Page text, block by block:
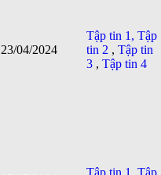
23/04/2024
Tập tin 1, Tập
tin 2 , Tập tin
3 , Tập tin 4
Tập tin 1, Tập